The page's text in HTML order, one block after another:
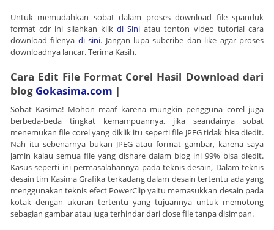
Untuk memudahkan sobat dalam proses download file spanduk
format cdr ini silahkan klik di Sini atau tonton video tutorial cara
download filenya di sini. Jangan lupa subcribe dan like agar proses
downloadnya lancar. Terima Kasih.
Cara Edit File Format Corel Hasil Download dari
blog Gokasima.com |
Sobat Kasima! Mohon maaf karena mungkin pengguna corel juga
berbeda-beda tingkat kemampuannya, jika seandainya sobat
menemukan file corel yang diklik itu seperti file JPEG tidak bisa diedit.
Nah itu sebenarnya bukan JPEG atau format gambar, karena saya
jamin kalau semua file yang dishare dalam blog ini 99% bisa diedit.
Kasus seperti ini permasalahannya pada teknis desain, Dalam teknis
desain tim Kasima Grafika terkadang dalam desain tertentu ada yang
menggunakan teknis efect PowerClip yaitu memasukkan desain pada
kotak dengan ukuran tertentu yang tujuannya untuk memotong
sebagian gambar atau juga terhindar dari close file tanpa disimpan.